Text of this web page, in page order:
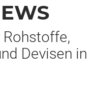
Devisen in